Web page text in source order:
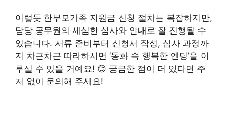
이렇듯 한부모가족 지원금 신청 절차는 복잡하지만,
담당 공무원의 세심한 심사와 안내로 잘 진행될 수
있습니다. 서류 준비부터 신청서 작성, 심사 과정까
지 차근차근 따라하시면 ‘동화 속 행복한 엔딩’을 이
루실 수 있을 거예요! 😊 궁금한 점이 더 있다면 주
저 없이 문의해 주세요!